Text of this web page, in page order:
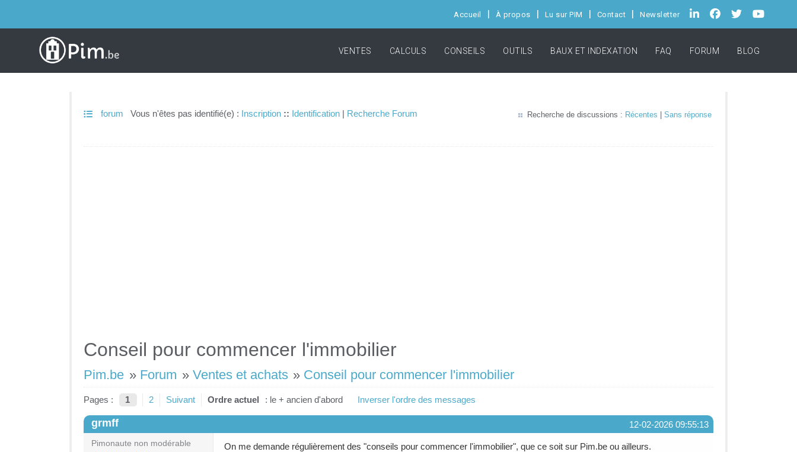
Accueil À propos Lu sur PIM Contact Newsletter
VENTES CALCULS CONSEILS OUTILS BAUX ET INDEXATION FAQ FORUM BLOG
forum Vous n'êtes pas identifié(e) : Inscription :: Identification | Recherche Forum Recherche de discussions : Récentes Sans réponse
Conseil pour commencer l'immobilier
Pim.be » Forum » Ventes et achats » Conseil pour commencer l'immobilier
Pages : 1 2 Suivant Ordre actuel : le + ancien d'abord Inverser l'ordre des messages
12-02-2026 09:55:13
grmff
Pimonaute non modérable
On me demande régulièrement des "conseils pour commencer l'immobilier", que ce soit sur Pim.be ou ailleurs.